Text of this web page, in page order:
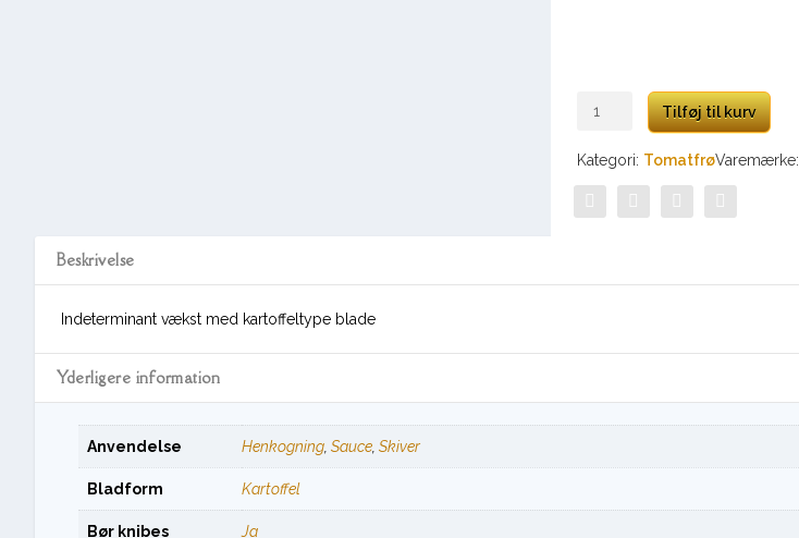
Japanese
Trifele
Tilføj til kurv
Kategori: TomatfrøVaremærke:
Beskrivelse
Indeterminant vækst med kartoffeltype blade
Yderligere information
Anvendelse Henkogning, Sauce, Skiver
Bladform Kartoffel
Bør knibes Ja